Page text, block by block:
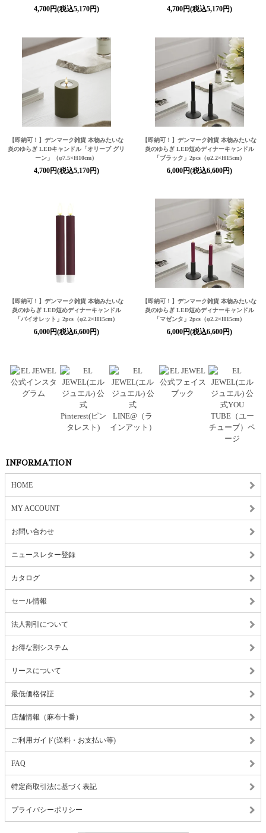
4,700円(税込5,170円) 4,700円(税込5,170円)
【即納可！】デンマーク雑貨 本物みたいな
炎のゆらぎ LEDキャンドル「オリーブ グリ
ーン」（φ7.5×H10cm）
4,700円(税込5,170円)
【即納可！】デンマーク雑貨 本物みたいな
炎のゆらぎ LED短めディナーキャンドル
「ブラック」2pcs（φ2.2×H15cm）
6,000円(税込6,600円)
【即納可！】デンマーク雑貨 本物みたいな
炎のゆらぎ LED短めディナーキャンドル
「バイオレット」2pcs（φ2.2×H15cm）
6,000円(税込6,600円)
【即納可！】デンマーク雑貨 本物みたいな
炎のゆらぎ LED短めディナーキャンドル
「マゼンタ」2pcs（φ2.2×H15cm）
6,000円(税込6,600円)
INFORMATION
HOME
MY ACCOUNT
お問い合わせ
ニュースレター登録
カタログ
セール情報
法人割引について
お得な割システム
リースについて
最低価格保証
店舗情報（麻布十番）
ご利用ガイド(送料・お支払い等)
FAQ
特定商取引法に基づく表記
プライバシーポリシー